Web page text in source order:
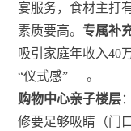
宴服务，食材主打
素质要高。 专属补
吸引家庭年收入40
“仪式感”
。
购物中心亲子楼层
修要足够吸睛（门